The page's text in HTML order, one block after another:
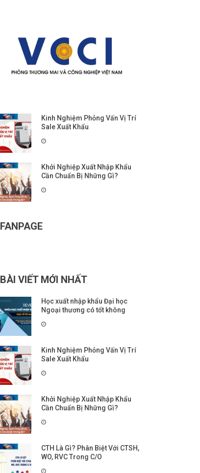
Kinh Nghiệm Phỏng Vấn Vị Trí
Sale Xuất Khẩu
Khởi Nghiệp Xuất Nhập Khẩu
Cần Chuẩn Bị Những Gì?
FANPAGE
BÀI VIẾT MỚI NHẤT
Học xuất nhập khẩu Đại học
Ngoại thương có tốt không
Kinh Nghiệm Phỏng Vấn Vị Trí
Sale Xuất Khẩu
Khởi Nghiệp Xuất Nhập Khẩu
Cần Chuẩn Bị Những Gì?
CTH Là Gì? Phân Biệt Với CTSH,
WO, RVC Trong C/O